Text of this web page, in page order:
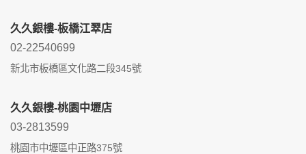
久久銀樓-板橋江翠店
02-22540699
新北市板橋區文化路二段345號
久久銀樓-桃園中壢店
03-2813599
桃園市中壢區中正路375號